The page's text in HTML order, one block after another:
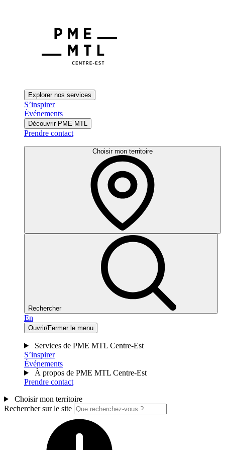
Explorer nos services
S’inspirer
Événements
Découvrir PME MTL
Prendre contact
Choisir mon territoire
Rechercher
En
Ouvrir/Fermer le menu
Services de PME MTL Centre-Est
S’inspirer
Événements
À propos de PME MTL Centre-Est
Prendre contact
Choisir mon territoire
Rechercher sur le site